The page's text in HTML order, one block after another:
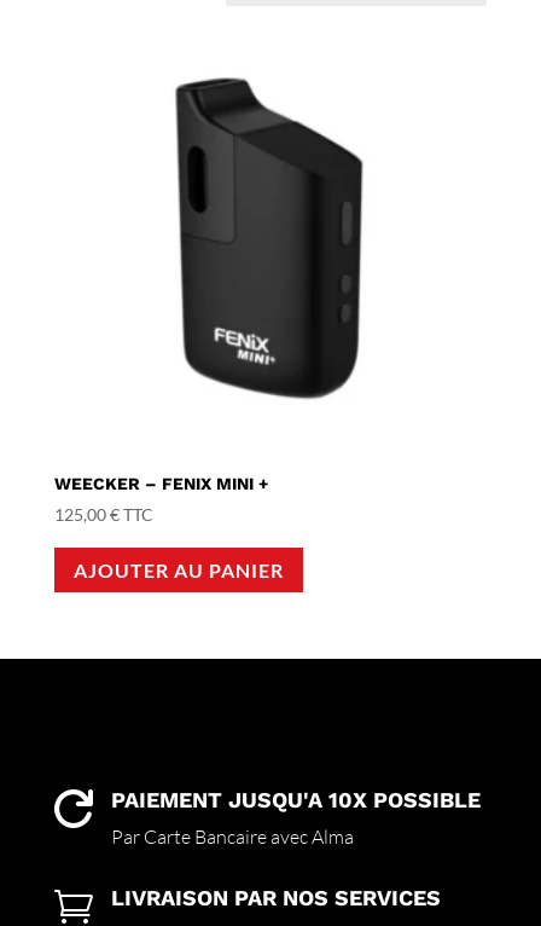
WEECKER – FENIX MINI +
125,00€TTC
AJOUTER AU PANIER
 PAIEMENT JUSQU'A 10X POSSIBLE
Par Carte Bancaire avec Alma
 LIVRAISON PAR NOS SERVICES